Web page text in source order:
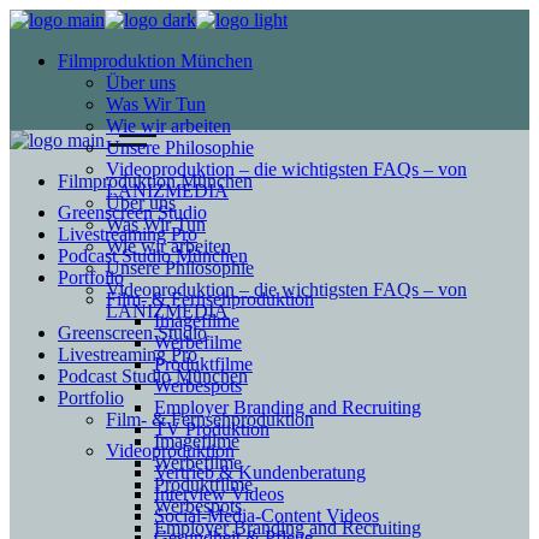
Filmproduktion München
Über uns
Was Wir Tun
Wie wir arbeiten
Unsere Philosophie
Videoproduktion – die wichtigsten FAQs – von
LANIZMEDIA
Greenscreen Studio
Livestreaming Pro
Podcast Studio München
Portfolio
Film- & Fernsehproduktion
Imagefilme
Werbefilme
Produktfilme
Werbespots
Employer Branding and Recruiting
TV Produktion
Videoproduktion
Vertrieb & Kundenberatung
Interview Videos
Social-Media-Content Videos
Filmproduktion München
Über uns
Was Wir Tun
Wie wir arbeiten
Unsere Philosophie
Videoproduktion – die wichtigsten FAQs – von
LANIZMEDIA
Greenscreen Studio
Livestreaming Pro
Podcast Studio München
Portfolio
Film- & Fernsehproduktion
Imagefilme
Werbefilme
Produktfilme
Werbespots
Employer Branding and Recruiting